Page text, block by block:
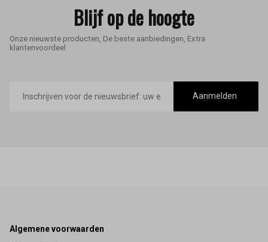
Blijf op de hoogte
Onze nieuwste producten, De beste aanbiedingen, Extra
klantenvoordeel
mailadres
Aanmelden
Footer
Algemene voorwaarden